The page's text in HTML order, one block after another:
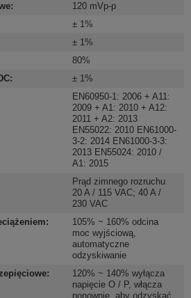
:
120 mVp-p
± 1%
± 1%
80%
:
± 1%
EN60950-1: 2006 + A11:
2009 + A1: 2010 + A12:
2011 + A2: 2013
EN55022: 2010 EN61000-
3-2: 2014 EN61000-3-3:
2013 EN55024: 2010 /
A1: 2015
Prąd zimnego rozruchu
20 A / 115 VAC; 40 A /
230 VAC
:
105% ~ 160% odcina
moc wyjściową,
automatyczne
odzyskiwanie
:
120% ~ 140% wyłącza
napięcie O / P, włącza
ponownie, aby odzyskać